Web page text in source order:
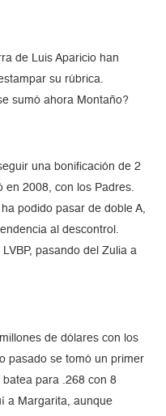
de Luis Aparicio han
su rúbrica.
sumó ahora Montaño?
una bonificación de 2
en 2008, con los Padres.
podido pasar de doble A,
al descontrol.
pasando del Zulia a
de dólares con los
pasado se tomó un primer
para .268 con 8
a Margarita, aunque